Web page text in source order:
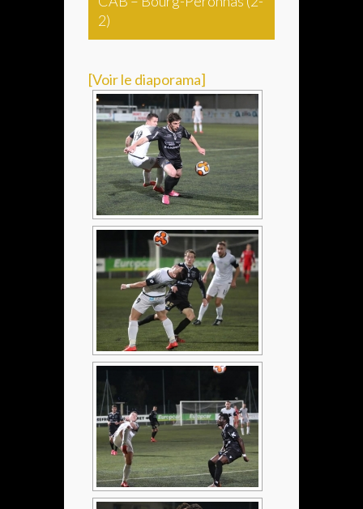
2)
[Voir le diaporama]